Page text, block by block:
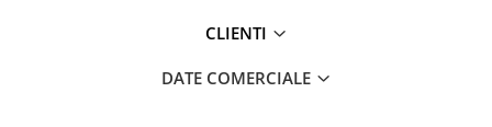
CLIENTI
DATE COMERCIALE